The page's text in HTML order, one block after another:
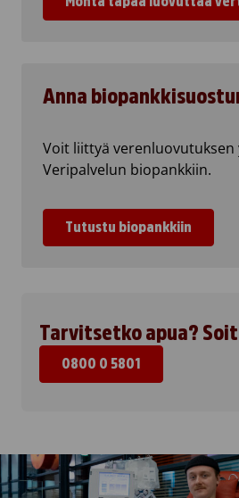
Anna
Voit liittyä verenluovutuksen
Veripalvelun biopankkiin.
Tutustu biopankkiin
Tarvitsetko apua?
0800 0 5801